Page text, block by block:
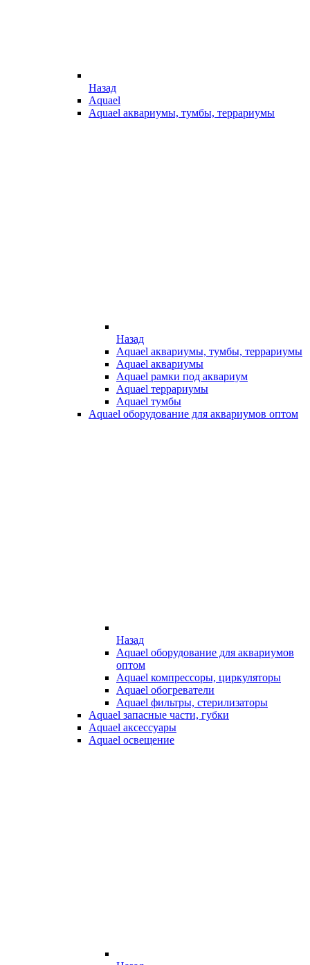
Назад
Aquael
Aquael аквариумы, тумбы, террариумы
Назад
Aquael аквариумы, тумбы, террариумы
Aquael аквариумы
Aquael рамки под аквариум
Aquael террариумы
Aquael тумбы
Aquael оборудование для аквариумов оптом
Назад
Aquael оборудование для аквариумов
оптом
Aquael компрессоры, циркуляторы
Aquael обогреватели
Aquael фильтры, стерилизаторы
Aquael запасные части, губки
Aquael аксессуары
Aquael освещение